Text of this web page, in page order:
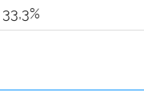
33,3%